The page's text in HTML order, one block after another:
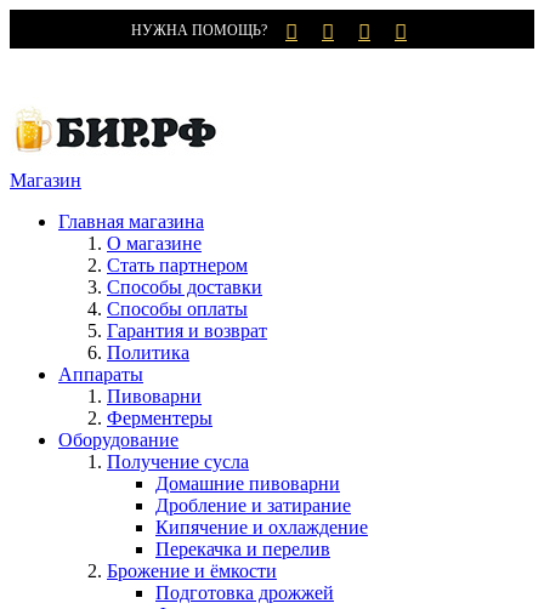
НУЖНА ПОМОЩЬ?
Магазин
Главная магазина
О магазине
Стать партнером
Способы доставки
Способы оплаты
Гарантия и возврат
Политика
Аппараты
Пивоварни
Ферментеры
Оборудование
Получение сусла
Домашние пивоварни
Дробление и затирание
Кипячение и охлаждение
Перекачка и перелив
Брожение и ёмкости
Подготовка дрожжей